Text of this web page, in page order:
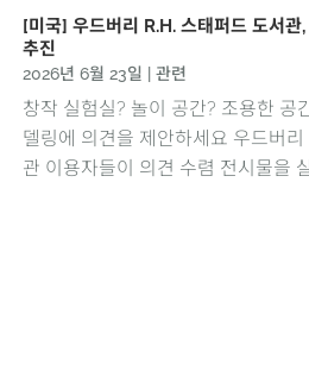
[미국] 우드버리 R.H. 스태퍼드 도서
추진
2026년 6월 23일 관련
창작 실험실? 놀이 공간? 조용한 공
델링에 의견을 제안하세요 우드버
관 이용자들이 의견 수렴 전시물을